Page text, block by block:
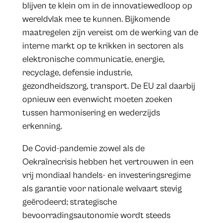
blijven te klein om in de innovatiewedloop op
wereldvlak mee te kunnen. Bijkomende
maatregelen zijn vereist om de werking van de
interne markt op te krikken in sectoren als
elektronische communicatie, energie,
recyclage, defensie industrie,
gezondheidszorg, transport. De EU zal daarbij
opnieuw een evenwicht moeten zoeken
tussen harmonisering en wederzijds
erkenning.
De Covid-pandemie zowel als de
Oekraïnecrisis hebben het vertrouwen in een
vrij mondiaal handels- en investeringsregime
als garantie voor nationale welvaart stevig
geërodeerd; strategische
bevoorradingsautonomie wordt steeds